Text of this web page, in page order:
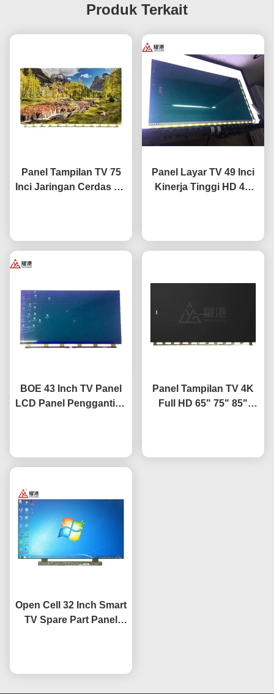
Produk Terkait
Panel Tampilan TV 75
Inci Jaringan Cerdas TV
Panel Layar TV 49 Inci
Kinerja Tinggi HD 4K
BOE 43 Inch TV Panel
LCD Panel Penggantian
Panel Tampilan TV 4K
Full HD 65" 75" 85"
Open Cell 32 Inch Smart
TV Spare Part Panel